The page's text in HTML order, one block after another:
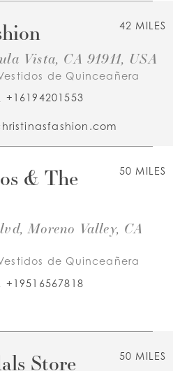
42 MILES
Vista, CA 91911, USA
de Quinceañera
+16194201553
50 MILES
& The
Moreno Valley, CA
de Quinceañera
+19516567818
50 MILES
Store